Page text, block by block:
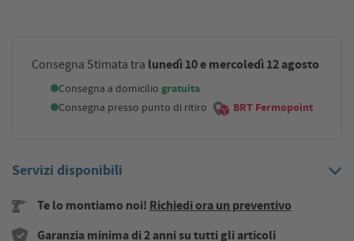
Consegna Stimata tra lunedì 10 e mercoledì 12 agosto
Consegna a domicilio gratuita
Consegna presso punto di ritiro BRT Fermopoint
Servizi disponibili
Te lo montiamo noi! Richiedi ora un preventivo
Garanzia minima di 2 anni su tutti gli articoli